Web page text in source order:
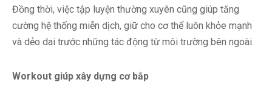
Đồng thời, việc tập luyện thường xuyên cũng giúp tăng
cường hệ thống miễn dịch, giữ cho cơ thể luôn khỏe mạnh
và dẻo dai trước những tác động từ môi trường bên ngoài.
Workout giúp xây dựng cơ bắp